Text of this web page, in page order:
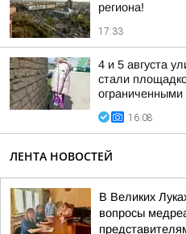
региона!
17:33
4 и 5 августа
стали
16:08
ЛЕНТА НОВОСТЕЙ
В Великих
вопросы